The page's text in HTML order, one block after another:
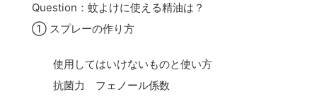
Question：蚊よけに使える精油は？
① スプレーの作り方
使用してはいけないものと使い方
抗菌力 フェノール係数